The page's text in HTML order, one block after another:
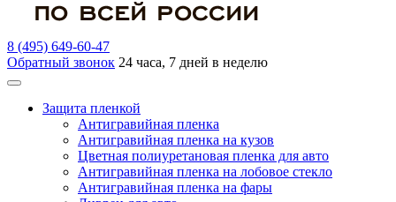
8 (495) 649-60-47
Обратный звонок 24 часа, 7 дней в неделю
Защита пленкой
Антигравийная пленка
Антигравийная пленка на кузов
Цветная полиуретановая пленка для авто
Антигравийная пленка на лобовое стекло
Антигравийная пленка на фары